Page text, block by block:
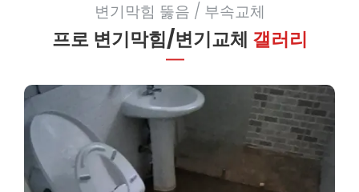
변기막힘 뚫음 / 부속교체
프로 변기막힘/변기교체 갤러리